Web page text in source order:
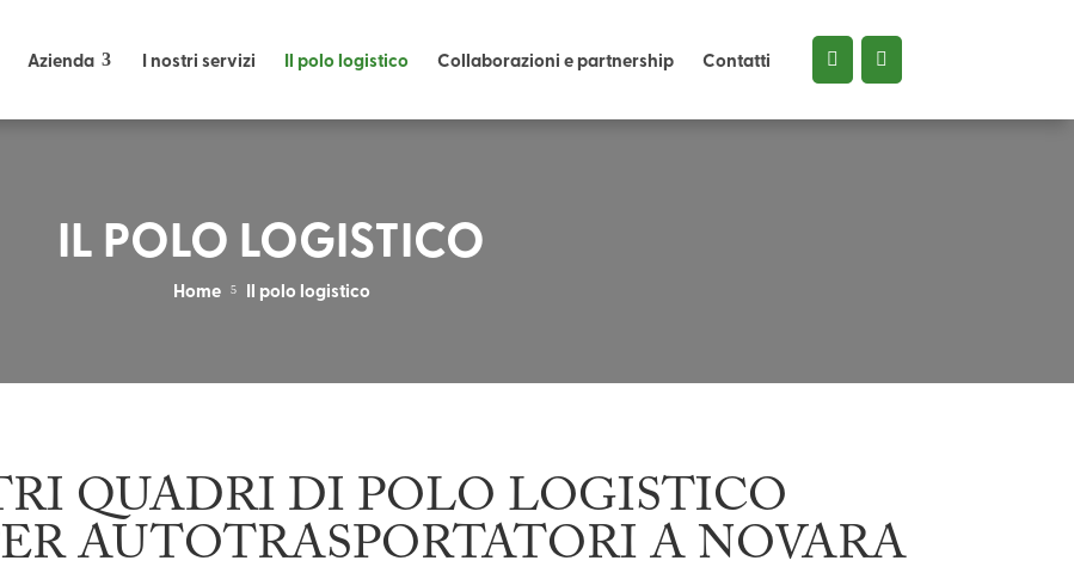
Azienda I nostri servizi Il polo logistico Collaborazioni e partnership Contatti
IL POLO LOGISTICO
Home 5 Il polo logistico
QUADRI DI POLO LOGISTICO
AUTOTRASPORTATORI A NOVARA